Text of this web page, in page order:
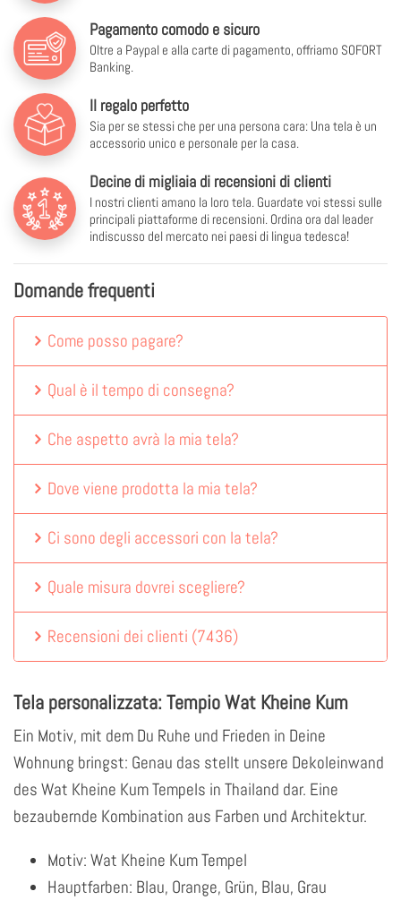
Pagamento comodo e sicuro
Oltre a Paypal e alla carte di pagamento, offriamo SOFORT
Banking.
Il regalo perfetto
Sia per se stessi che per una persona cara: Una tela è un
accessorio unico e personale per la casa.
Decine di migliaia di recensioni di clienti
I nostri clienti amano la loro tela. Guardate voi stessi sulle
principali piattaforme di recensioni. Ordina ora dal leader
indiscusso del mercato nei paesi di lingua tedesca!
Domande frequenti
Come posso pagare?
Qual è il tempo di consegna?
Che aspetto avrà la mia tela?
Dove viene prodotta la mia tela?
Ci sono degli accessori con la tela?
Quale misura dovrei scegliere?
Recensioni dei clienti (7436)
Tela personalizzata: Tempio Wat Kheine Kum
Ein Motiv, mit dem Du Ruhe und Frieden in Deine
Wohnung bringst: Genau das stellt unsere Dekoleinwand
des Wat Kheine Kum Tempels in Thailand dar. Eine
bezaubernde Kombination aus Farben und Architektur.
Motiv: Wat Kheine Kum Tempel
Hauptfarben: Blau, Orange, Grün, Blau, Grau